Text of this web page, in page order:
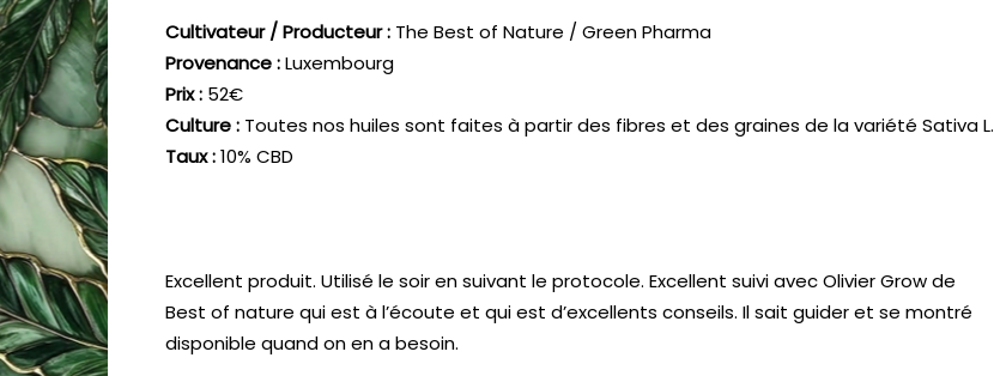
Cultivateur / Producteur : The Best of Nature / Green Pharma
Provenance :Luxembourg
Prix : 52€
Culture : Toutes nos huiles sont faites à partir des fibres et des graines de la variété Sativa L.
Taux :10% CBD
Excellent produit. Utilisé le soir en suivant le protocole. Excellent suivi avec Olivier Grow de
Best of nature qui est à l’écoute et qui est d’excellents conseils. Il sait guider et se montré
disponible quand on en a besoin.